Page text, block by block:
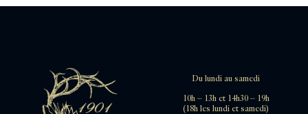
Du lundi au samedi
10h – 13h et 14h30 – 19h
(18h les lundi et samedi)